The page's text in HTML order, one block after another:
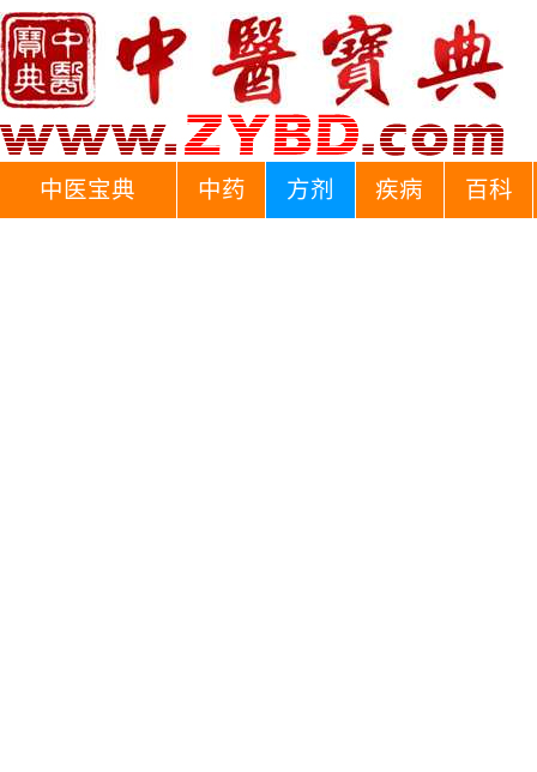
中医宝典 中药 方剂 疾病 百科